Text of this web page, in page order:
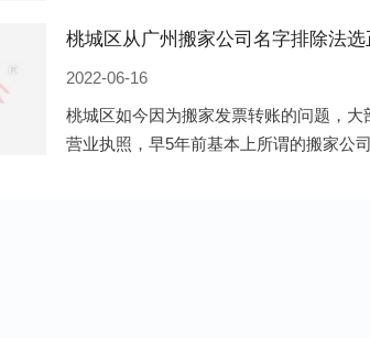
桃城区从广州搬家公司名字排除法选
2022-06-16
桃城区如今因为搬家发票转账的问题，大
营业执照，早5年前基本上所谓的搬家公